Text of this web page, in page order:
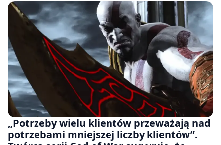
„Potrzeby wielu klientów przeważają nad
potrzebami mniejszej liczby klientów”.